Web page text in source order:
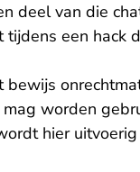
deel van die
een hack
worden
hier